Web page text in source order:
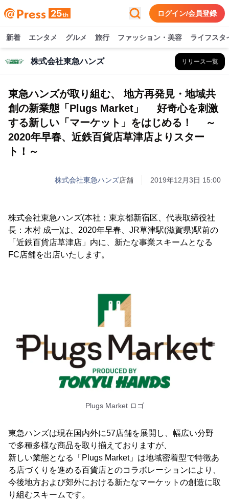
ログイン/会員登録
新着 エンタメ グルメ 旅行 ファッション・美容 ライフスタ
株式会社東急ハンズ リリース一覧
東急ハンズが取り組む、 地方再発見・地域共
創の新業態「Plugs Market」 好奇心を刺激
する新しい「マーケット」をはじめる！ ～
2020年早春、近鉄百貨店草津店よりスター
ト！～
株式会社東急ハンズ店舗 2019年12月3日 15:00
株式会社東急ハンズ(本社：東京都新宿区、代表取締役社
長：木村 成一)は、2020年早春、JR草津駅(滋賀県)駅前の
「近鉄百貨店草津店」内に、新たな事業スキームとなる
FC店舗を出店いたします。
Plugs Market ロゴ
東急ハンズは現在国内外に57店舗を展開し、幅広い分野
で多種多様な商品を取り揃えておりますが、
新しい業態となる「Plugs Market」は地域密着型で特徴あ
る店づくりを進める百貨店とのコラボレーションにより、
今後地方および郊外における新たなマーケットの創造に取
り組むスキームです。